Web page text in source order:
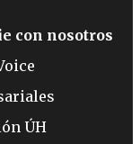
con nosotros
ÚH